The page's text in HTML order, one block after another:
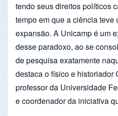
tendo seus direitos políticos
tempo em que a ciência teve
expansão. A Unicamp é um
desse paradoxo, ao se
de pesquisa exatamente
destaca o físico e historiador
professor da Universidade
e coordenador da iniciativa